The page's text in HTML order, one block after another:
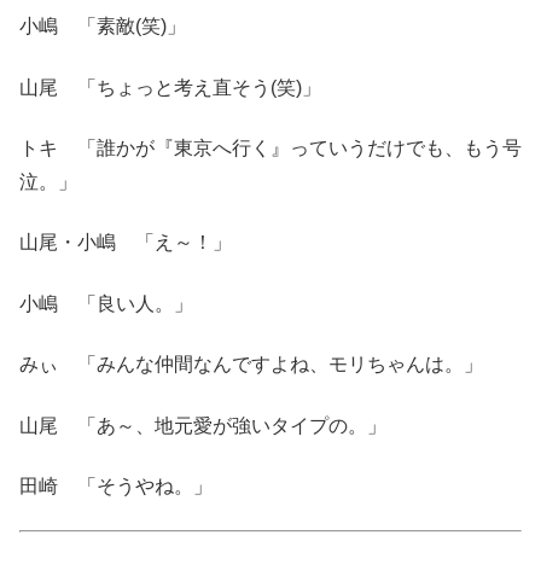
小嶋 「素敵(笑)」
山尾 「ちょっと考え直そう(笑)」
トキ 「誰かが『東京へ行く』っていうだけでも、もう号
泣。」
山尾・小嶋 「え～！」
小嶋 「良い人。」
みぃ 「みんな仲間なんですよね、モリちゃんは。」
山尾 「あ～、地元愛が強いタイプの。」
田崎 「そうやね。」